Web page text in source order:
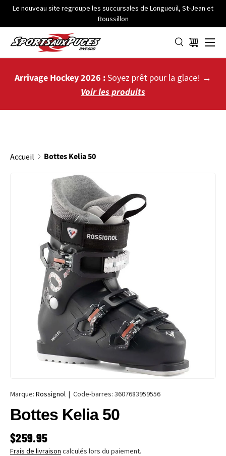
ALLER AU CONTENU
Le nouveau site regroupe les succursales de Longueuil, St-Jean et
Roussillon
Panier
Menu
Arrivage Hockey 2026 :Soyez prêt pour la glace! →
Voir les produits
Accueil Bottes Kelia 50
PASSER AUX INFORMATIONS PRODUITS
Marque: Rossignol | Code-barres: 3607683959556
Bottes Kelia 50
PRIX HABITUEL
$259.95
Frais de livraison calculés lors du paiement.